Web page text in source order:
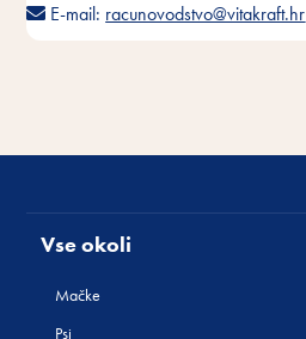
E-mail: racunovodstvo@vitakraft.hr
Vse okoli
Mačke
Psi